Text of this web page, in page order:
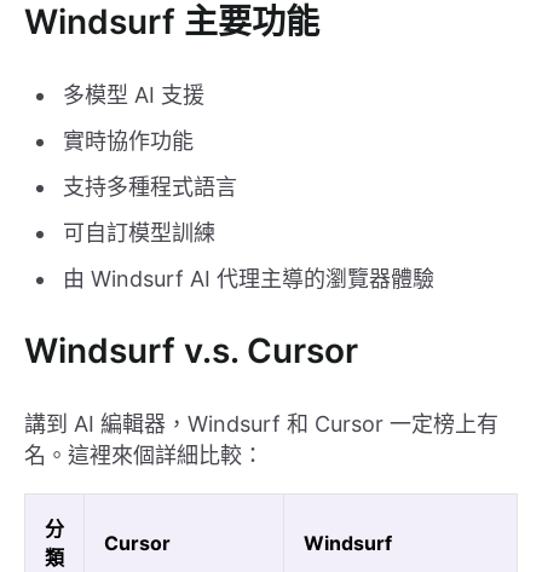
Windsurf 主要功能
多模型 AI 支援
實時協作功能
支持多種程式語言
可自訂模型訓練
由 Windsurf AI 代理主導的瀏覽器體驗
Windsurf v.s. Cursor
講到 AI 編輯器，Windsurf 和 Cursor 一定榜上有
名。這裡來個詳細比較：
分
類
Cursor Windsurf